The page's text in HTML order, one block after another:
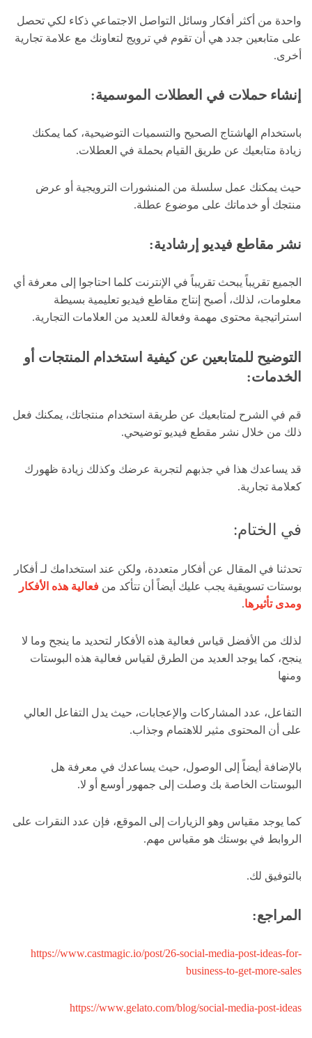
واحدة من أكثر أفكار وسائل التواصل الاجتماعي ذكاء لكي تحصل
على متابعين جدد هي أن تقوم في ترويج لتعاونك مع علامة تجارية
أخرى.
إنشاء حملات في العطلات الموسمية:
باستخدام الهاشتاج الصحيح والتسميات التوضيحية، كما يمكنك
زيادة متابعيك عن طريق القيام بحملة في العطلات.
حيث يمكنك عمل سلسلة من المنشورات الترويجية أو عرض
منتجك أو خدماتك على موضوع عطلة.
نشر مقاطع فيديو إرشادية:
الجميع تقريباً يبحث تقريباً في الإنترنت كلما احتاجوا إلى معرفة أي
معلومات، لذلك، أصبح إنتاج مقاطع فيديو تعليمية بسيطة
استراتيجية محتوى مهمة وفعالة للعديد من العلامات التجارية.
التوضيح للمتابعين عنكيفية استخدام المنتجات أو
الخدمات:
قم في الشرح لمتابعيك عن طريقة استخدام منتجاتك، يمكنك فعل
ذلك من خلال نشر مقطع فيديو توضيحي.
قد يساعدك هذا في جذبهم لتجربة عرضك وكذلك زيادة ظهورك
كعلامة تجارية.
في الختام:
تحدثنا في المقال عن أفكار متعددة، ولكن عند استخدامك لـ أفكار
بوستات تسويقية يجب عليك أيضاً أن تتأكد من فعالية هذه الأفكار
ومدى تأثيرها.
لذلك من الأفضل قياس فعالية هذه الأفكار لتحديد ما ينجح وما لا
ينجح، كما يوجد العديد من الطرق لقياس فعالية هذه البوستات
ومنها
التفاعل، عدد المشاركات والإعجابات، حيث يدل التفاعل العالي
على أن المحتوى مثير للاهتمام وجذاب.
بالإضافة أيضاً إلى الوصول، حيث يساعدك في معرفة هل
البوستات الخاصة بك وصلت إلى جمهور أوسع أو لا.
كما يوجد مقياس وهو الزيارات إلى الموقع، فإن عدد النقرات على
الروابط في بوستك هو مقياس مهم.
بالتوفيق لك.
المراجع:
https://www.castmagic.io/post/26-social-media-post-ideas-for-
business-to-get-more-sales
https://www.gelato.com/blog/social-media-post-ideas